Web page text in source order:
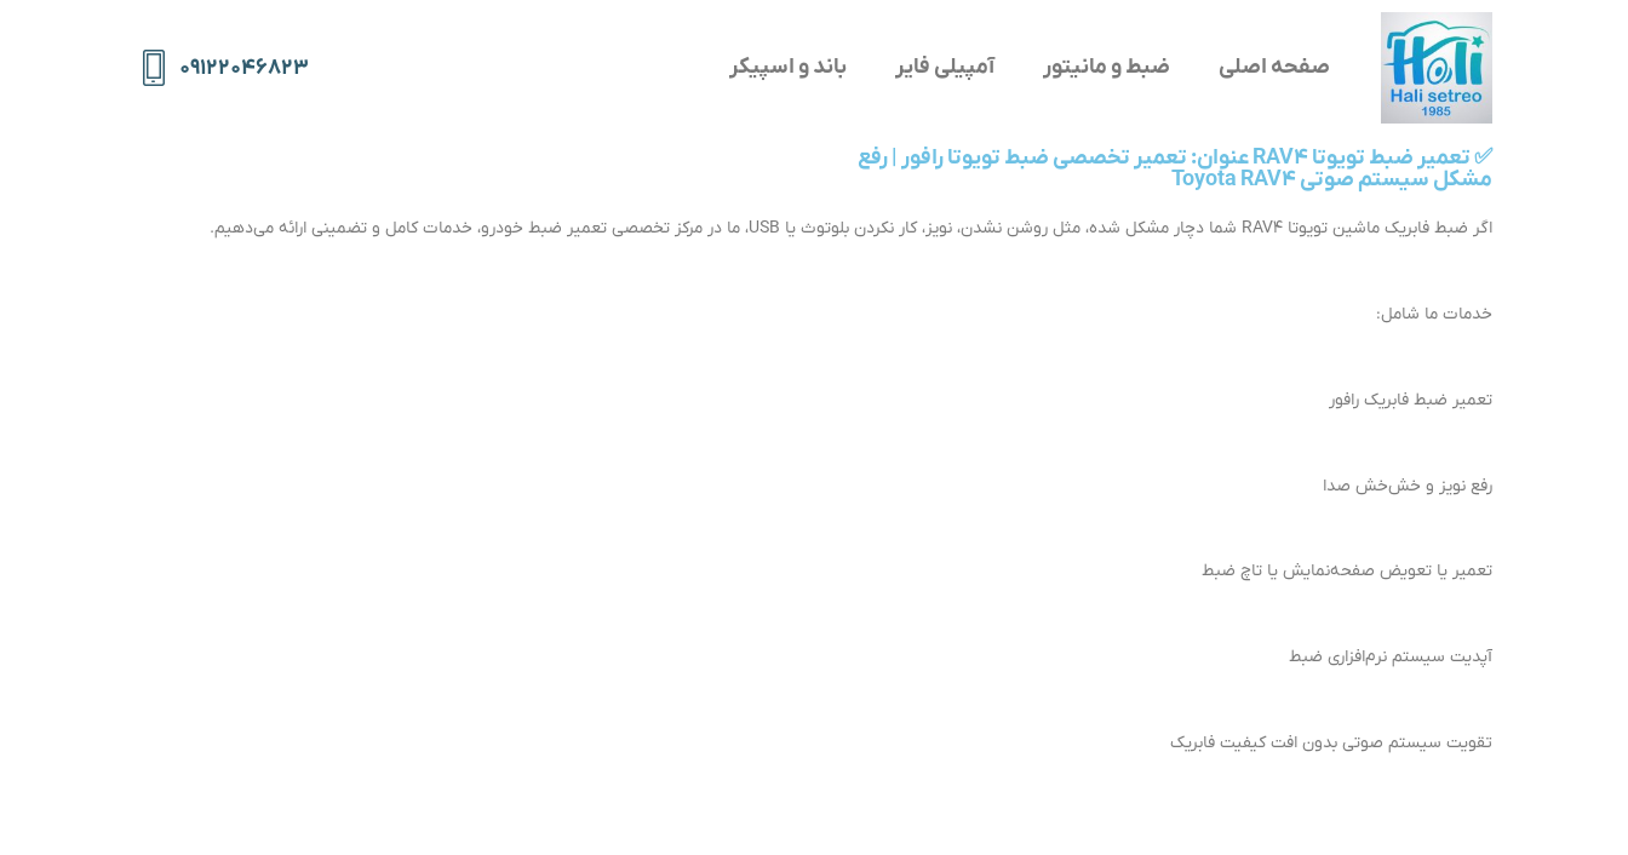
صفحه اصلی ضبط و مانیتور آمپیلی فایر باند و اسپیکر ۰۹۱۲۲۰۴۶۸۲۳
✅ تعمیر ضبط تویوتا RAV4 عنوان: تعمیر تخصصی ضبط تویوتا رافور | رفع
مشکل سیستم صوتی Toyota RAV4
اگر ضبط فابریک ماشین تویوتا RAV4 شما دچار مشکل شده، مثل روشن نشدن، نویز، کار نکردن بلوتوث یا USB، ما در مرکز تخصصی تعمیر ضبط خودرو، خدمات کامل و تضمینی ارائه می‌دهیم.
خدمات ما شامل:
تعمیر ضبط فابریک رافور
رفع نویز و خش‌خش صدا
تعمیر یا تعویض صفحه‌نمایش یا تاچ ضبط
آپدیت سیستم نرم‌افزاری ضبط
تقویت سیستم صوتی بدون افت کیفیت فابریک